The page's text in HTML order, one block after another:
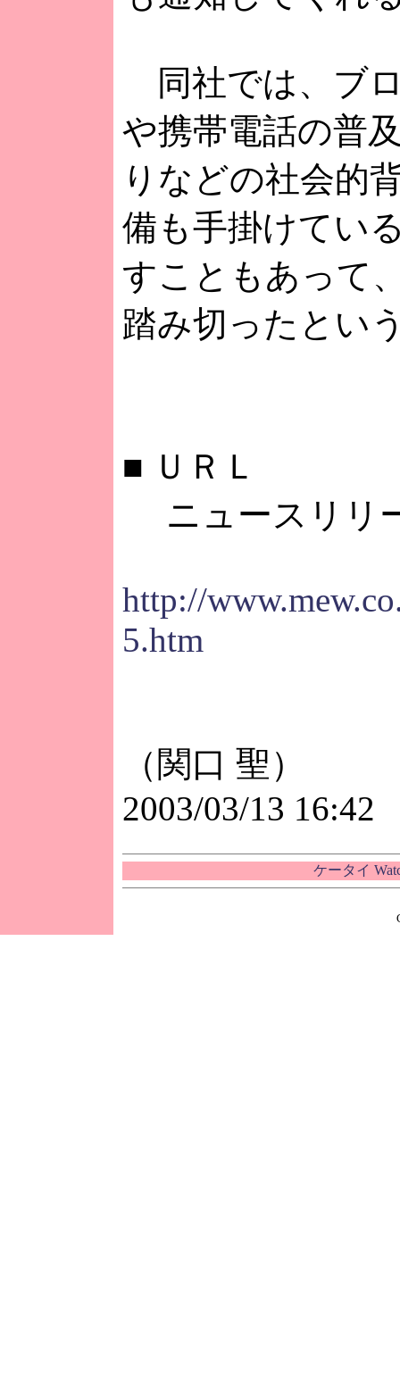
同社では、ブ
や携帯電話の普
りなどの社会的
備も手掛けてい
すこともあって
踏み切ったとい
■ ＵＲＬ
ニュースリリ
http://
5.htm
（関口 聖）
2003/03/13 16:42
ケータイ